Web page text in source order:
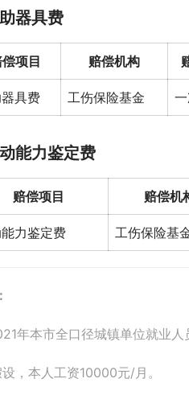
器具费
项目 赔偿机构
具费 工伤保险基金
能力鉴定费
赔偿项目 赔偿机
力鉴定费 工伤保险基
年本市全口径城镇单位就业
，本人工资10000元/月。